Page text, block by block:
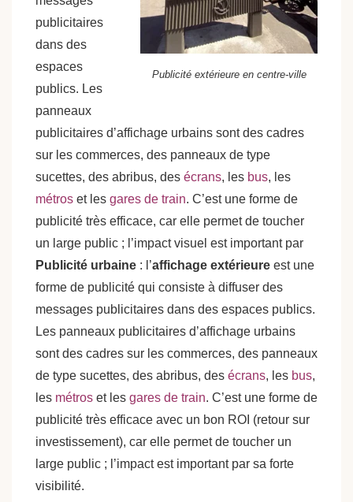
Publicité extérieure en centre-ville
publicitaires
dans des
espaces
publics. Les
panneaux
publicitaires d’affichage urbains sont des cadres
sur les commerces, des panneaux de type
sucettes, des abribus, des écrans, les bus, les
métros et les gares de train. C’est une forme de
publicité très efficace, car elle permet de toucher
un large public ; l’impact visuel est important par
Publicité urbaine : l’affichage extérieure est une
forme de publicité qui consiste à diffuser des
messages publicitaires dans des espaces publics.
Les panneaux publicitaires d’affichage urbains
sont des cadres sur les commerces, des panneaux
de type sucettes, des abribus, des écrans, les bus,
les métros et les gares de train. C’est une forme de
publicité très efficace avec un bon ROI (retour sur
investissement), car elle permet de toucher un
large public ; l’impact est important par sa forte
visibilité.